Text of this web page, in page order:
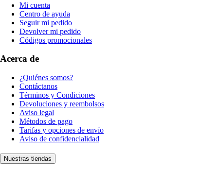
Mi cuenta
Centro de ayuda
Seguir mi pedido
Devolver mi pedido
Códigos promocionales
Acerca de
¿Quiénes somos?
Contáctanos
Términos y Condiciones
Devoluciones y reembolsos
Aviso legal
Métodos de pago
Tarifas y opciones de envío
Aviso de confidencialidad
Nuestras tiendas